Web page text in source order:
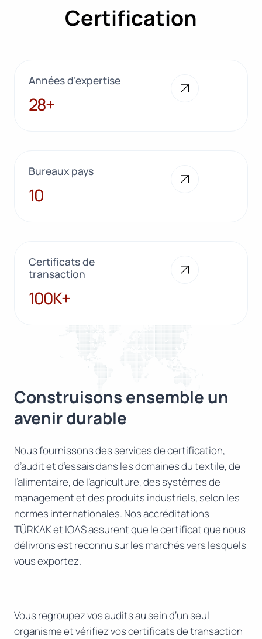
Certification
Années d’expertise
28+
28+
Bureaux pays
10
10
Certificats de
transaction
100K+
100K+
Construisons ensemble un
avenir durable
Nous fournissons des services de certification,
d’audit et d’essais dans les domaines du textile, de
l’alimentaire, de l’agriculture, des systèmes de
management et des produits industriels, selon les
normes internationales. Nos accréditations
TÜRKAK et IOAS assurent que le certificat que nous
délivrons est reconnu sur les marchés vers lesquels
vous exportez.
Vous regroupez vos audits au sein d’un seul
organisme et vérifiez vos certificats de transaction